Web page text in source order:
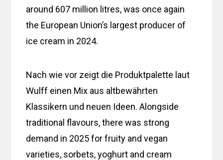
around 607 million litres, was once again
the European Union’s largest producer of
ice cream in 2024.
Nach wie vor zeigt die Produktpalette laut
Wulff einen Mix aus altbewährten
Klassikern und neuen Ideen. Alongside
traditional flavours, there was strong
demand in 2025 for fruity and vegan
varieties, sorbets, yoghurt and cream